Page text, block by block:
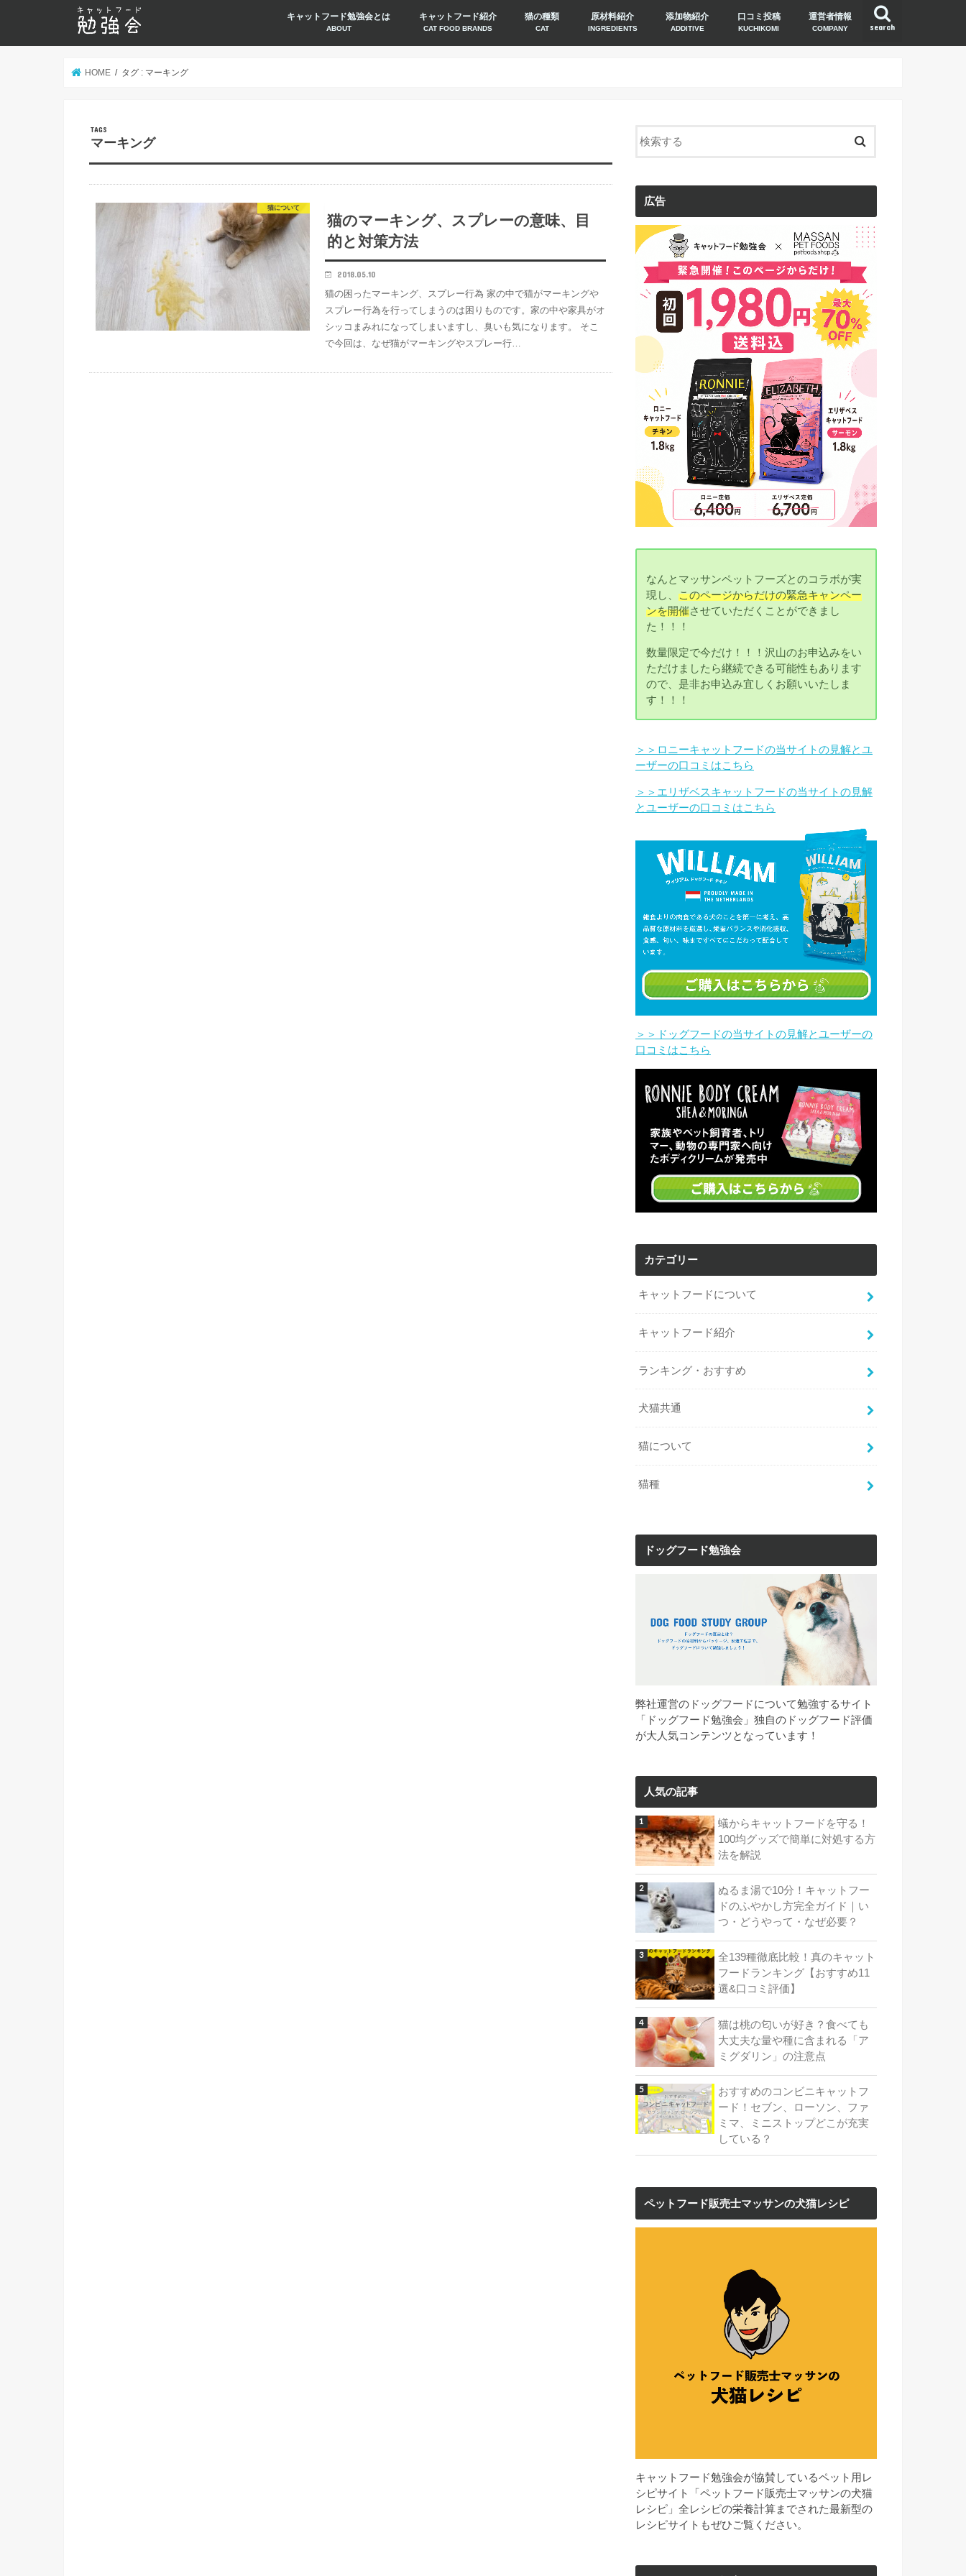
search
キャットフード勉強会とは
ABOUT
キャットフード紹介
CAT FOOD BRANDS
猫の種類
CAT
原材料紹介
INGREDIENTS
添加物紹介
ADDITIVE
口コミ投稿
KUCHIKOMI
運営者情報
COMPANY
HOME タグ : マーキング
マーキング
猫について
猫のマーキング、スプレーの意味、目
的と対策方法
2018.05.10
猫の困ったマーキング、スプレー行為 家の中で猫がマーキングや
スプレー行為を行ってしまうのは困りものです。家の中や家具がオ
シッコまみれになってしまいますし、臭いも気になります。 そこ
で今回は、なぜ猫がマーキングやスプレー行…
広告
なんとマッサンペットフーズとのコラボが実
現し、このページからだけの緊急キャンペー
ンを開催させていただくことができまし
た！！！
数量限定で今だけ！！！沢山のお申込みをい
ただけましたら継続できる可能性もあります
ので、是非お申込み宜しくお願いいたしま
す！！！
＞＞ロニーキャットフードの当サイトの見解とユ
ーザーの口コミはこちら
＞＞エリザベスキャットフードの当サイトの見解
とユーザーの口コミはこちら
＞＞ドッグフードの当サイトの見解とユーザーの
口コミはこちら
カテゴリー
キャットフードについて
キャットフード紹介
ランキング・おすすめ
犬猫共通
猫について
猫種
ドッグフード勉強会
弊社運営のドッグフードについて勉強するサイト
「ドッグフード勉強会」独自のドッグフード評価
が大人気コンテンツとなっています！
人気の記事
蟻からキャットフードを守る！
100均グッズで簡単に対処する方
法を解説
ぬるま湯で10分！キャットフー
ドのふやかし方完全ガイド｜い
つ・どうやって・なぜ必要？
全139種徹底比較！真のキャット
フードランキング【おすすめ11
選&口コミ評価】
猫は桃の匂いが好き？食べても
大丈夫な量や種に含まれる「ア
ミグダリン」の注意点
おすすめのコンビニキャットフ
ード！セブン、ローソン、ファ
ミマ、ミニストップどこが充実
している？
ペットフード販売士マッサンの犬猫レシピ
キャットフード勉強会が協賛しているペット用レ
シピサイト「ペットフード販売士マッサンの犬猫
レシピ」全レシピの栄養計算までされた最新型の
レシピサイトもぜひご覧ください。